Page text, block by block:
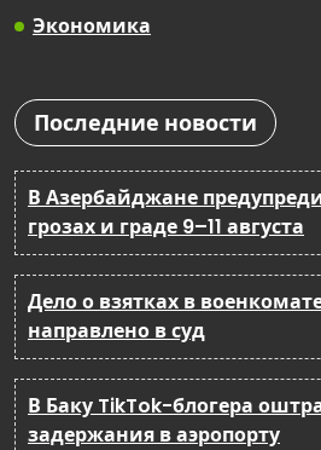
Экономика
Последние новости
В Азербайджане
грозах и граде 9–11 августа
Дело о взятках в
направлено в суд
В Баку TikTok-блогера
задержания в аэропорту